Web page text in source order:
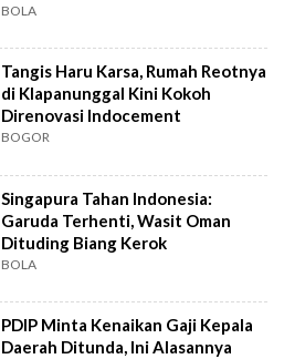
BOLA
Tangis Haru Karsa, Rumah Reotnya
di Klapanunggal Kini Kokoh
Direnovasi Indocement
BOGOR
Singapura Tahan Indonesia:
Garuda Terhenti, Wasit Oman
Dituding Biang Kerok
BOLA
PDIP Minta Kenaikan Gaji Kepala
Daerah Ditunda, Ini Alasannya